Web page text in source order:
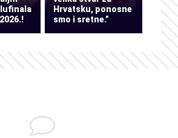
Hrvatsku, ponosne
smo i sretne.”